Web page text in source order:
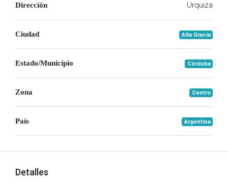
Dirección Urquiza
Ciudad Alta Gracia
Estado/Municipio Córdoba
Zona Centro
País Argentina
Detalles